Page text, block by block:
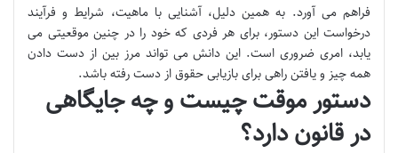
فراهم می آورد. به همین دلیل، آشنایی با ماهیت، شرایط و فرآیند
درخواست این دستور، برای هر فردی که خود را در چنین موقعیتی می
یابد، امری ضروری است. این دانش می تواند مرز بین از دست دادن
همه چیز و یافتن راهی برای بازیابی حقوق از دست رفته باشد.
دستور موقت چیست و چه جایگاهی
در قانون دارد؟